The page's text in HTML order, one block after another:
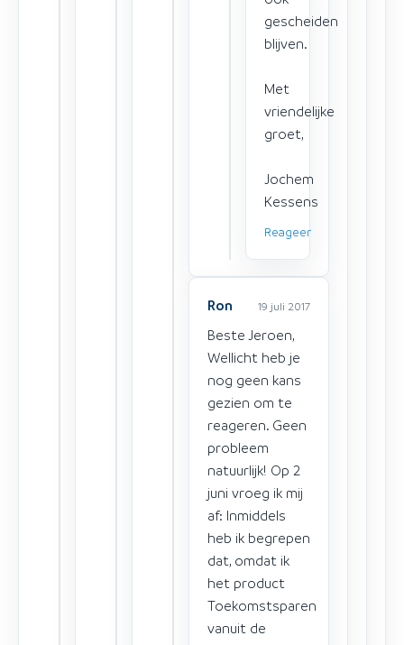
gescheiden
blijven.
Met
vriendelijke
groet,
Jochem
Kessens
Reageer
Ron 19 juli 2017
Beste Jeroen,
Wellicht heb je
nog geen kans
gezien om te
reageren. Geen
probleem
natuurlijk! Op 2
juni vroeg ik mij
af: Inmiddels
heb ik begrepen
dat, omdat ik
het product
Toekomstsparen
vanuit de